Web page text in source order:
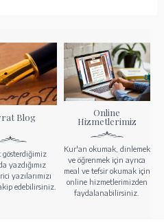
Blog
gösterdiğimiz
yazdığımız
yazılarımızı
edebilirsiniz.
Online
Hizmetlerimiz
Kur'an okumak, dinlemek
ve öğrenmek için ayrıca
meal ve tefsir okumak için
online hizmetlerimizden
faydalanabilirsiniz.